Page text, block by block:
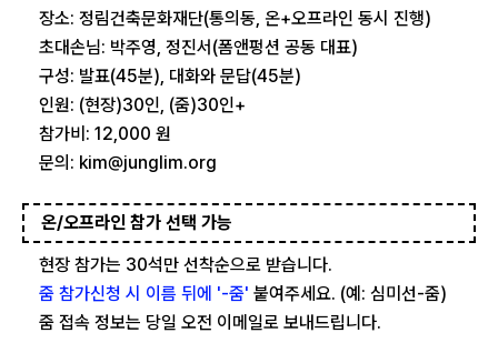
장소: 정림건축문화재단(통의동, 온+오프라인 동시 진행)
초대손님: 박주영, 정진서(폼앤펑션 공동 대표)
구성: 발표(45분), 대화와 문답(45분)
인원: (현장)30인, (줌)30인+
참가비: 12,000 원
문의: kim@junglim.org
온/오프라인 참가 선택 가능
현장 참가는 30석만 선착순으로 받습니다.
줌 참가신청 시 이름 뒤에 '-줌' 붙여주세요. (예: 심미선-줌)
줌 접속 정보는 당일 오전 이메일로 보내드립니다.